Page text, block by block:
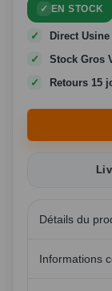
Galerie
d’images
EN STOCK
Direct Usine
Stock Gros
Retours 15
Détails du
Informations